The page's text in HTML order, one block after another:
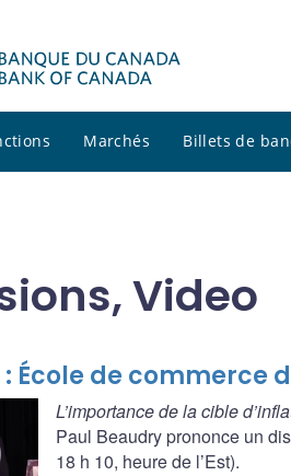
Marchés Billets de
Video
École de commerce
L’importance de la cible
Paul Beaudry prononce un
18 h 10, heure de l’Est).